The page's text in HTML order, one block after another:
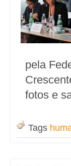
pela
fotos e
Tags